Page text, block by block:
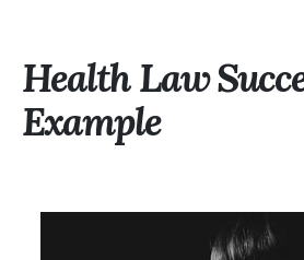
Health Law
Example